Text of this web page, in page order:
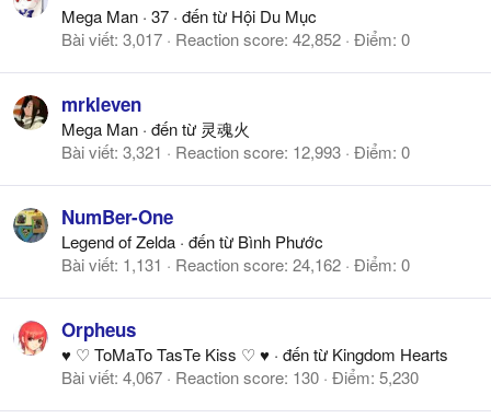
Mega Man · 37 · đến từ Hội Du Mục
Bài viết 3,017 Reaction score 42,852 Điểm 0
mrkleven
Mega Man · đến từ 灵魂火
Bài viết 3,321 Reaction score 12,993 Điểm 0
NumBer-One
Legend of Zelda · đến từ Bình Phước
Bài viết 1,131 Reaction score 24,162 Điểm 0
Orpheus
♥ ♡ ToMaTo TasTe Kiss ♡ ♥ · đến từ Kingdom Hearts
Bài viết 4,067 Reaction score 130 Điểm 5,230